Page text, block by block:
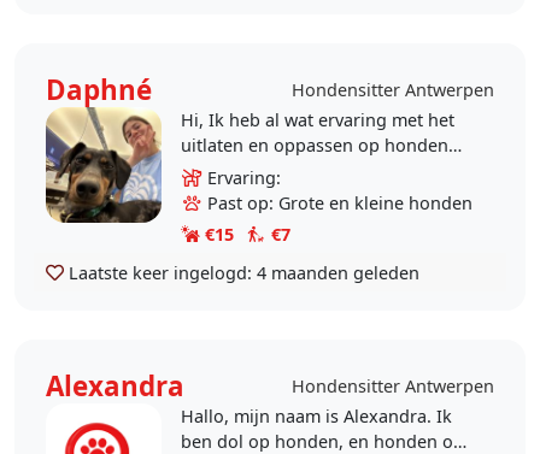
Daphné
Hondensitter Antwerpen
Hi, Ik heb al wat ervaring met het
uitlaten en oppassen op honden
van vrienden, familie, collega's en
dat beviel altijd heel goed – voor
mij én..
Ervaring:
Past op: Grote en kleine honden
€15
€7
Laatste keer ingelogd: 4 maanden geleden
Alexandra
Hondensitter Antwerpen
Hallo, mijn naam is Alexandra. Ik
ben dol op honden, en honden op